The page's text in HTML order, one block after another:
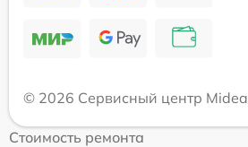
© 2026 Сервисный центр Midea
Стоимость ремонта